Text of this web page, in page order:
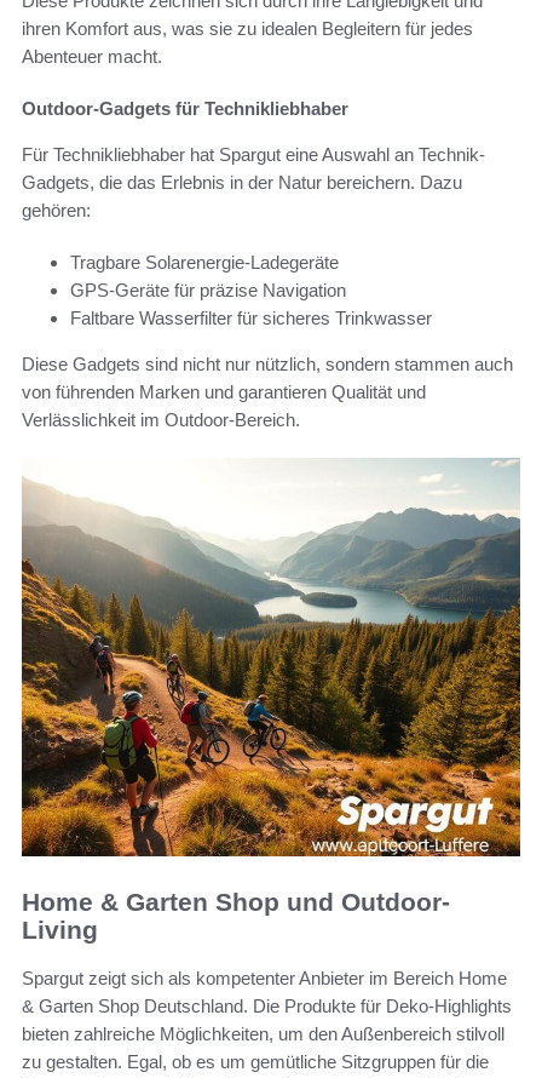
ihren Komfort aus, was sie zu idealen Begleitern für jedes
Abenteuer macht.
Outdoor-Gadgets für Technikliebhaber
Für Technikliebhaber hat Spargut eine Auswahl an Technik-
Gadgets, die das Erlebnis in der Natur bereichern. Dazu
gehören:
Tragbare Solarenergie-Ladegeräte
GPS-Geräte für präzise Navigation
Faltbare Wasserfilter für sicheres Trinkwasser
Diese Gadgets sind nicht nur nützlich, sondern stammen auch
von führenden Marken und garantieren Qualität und
Verlässlichkeit im Outdoor-Bereich.
Home & Garten Shop und Outdoor-
Living
Spargut zeigt sich als kompetenter Anbieter im Bereich Home
& Garten Shop Deutschland. Die Produkte für Deko-Highlights
bieten zahlreiche Möglichkeiten, um den Außenbereich stilvoll
zu gestalten. Egal, ob es um gemütliche Sitzgruppen für die